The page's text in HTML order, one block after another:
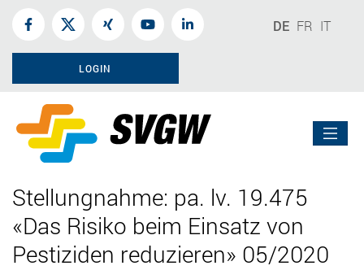
DE FR IT
LOGIN
Stellungnahme: pa. lv. 19.475
«Das Risiko beim Einsatz von
Pestiziden reduzieren» 05/2020